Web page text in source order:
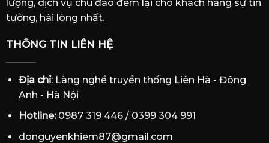
lượng, dịch vụ chu đáo đem lại cho khách hàng sự tin
tưởng, hài lòng nhất.
THÔNG TIN LIÊN HỆ
Địa chỉ: Làng nghề truyền thống Liên Hà - Đông
Anh - Hà Nội
Hotline:0987 319 446 / 0399 304 991
donguyenkhiem87@gmail.com